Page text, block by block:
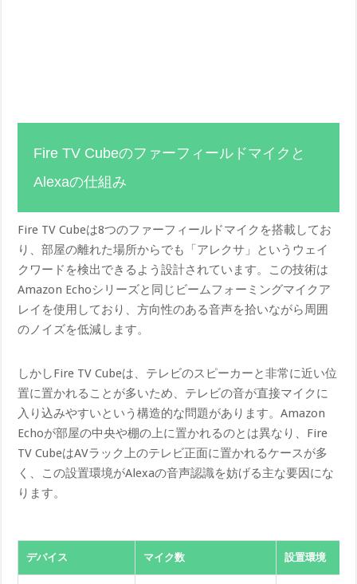
Fire TV Cubeのファーフィールドマイクと
Alexaの仕組み
Fire TV Cubeは8つのファーフィールドマイクを搭載してお
り、部屋の離れた場所からでも「アレクサ」というウェイ
クワードを検出できるよう設計されています。この技術は
Amazon Echoシリーズと同じビームフォーミングマイクア
レイを使用しており、方向性のある音声を拾いながら周囲
のノイズを低減します。
しかしFire TV Cubeは、テレビのスピーカーと非常に近い位
置に置かれることが多いため、テレビの音が直接マイクに
入り込みやすいという構造的な問題があります。Amazon
Echoが部屋の中央や棚の上に置かれるのとは異なり、Fire
TV CubeはAVラック上のテレビ正面に置かれるケースが多
く、この設置環境がAlexaの音声認識を妨げる主な要因にな
ります。
デバイス マイク数 設置環境